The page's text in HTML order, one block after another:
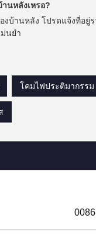
นหลังเหรอ?
งบ้านหลัง โปรดแจ้งที่อยู่
นยํา
โคมไฟประติมากรรม